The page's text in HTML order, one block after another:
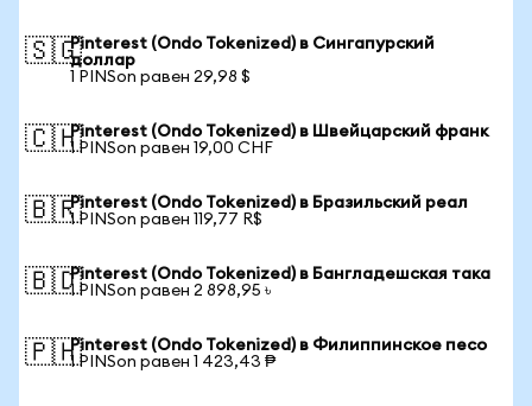
🇸🇬Pinterest (Ondo Tokenized) в Сингапурский
доллар
1 PINSon равен 29,98 $
🇨🇭Pinterest (Ondo Tokenized) в Швейцарский франк
1 PINSon равен 19,00 CHF
🇧🇷Pinterest (Ondo Tokenized) в Бразильский реал
1 PINSon равен 119,77 R$
🇧🇩Pinterest (Ondo Tokenized) в Бангладешская така
1 PINSon равен 2 898,95 ৳
🇵🇭Pinterest (Ondo Tokenized) в Филиппинское песо
1 PINSon равен 1 423,43 ₱